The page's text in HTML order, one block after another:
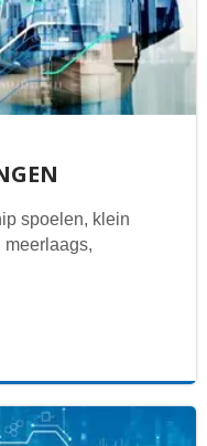
spoelen, klein
meerlaags,